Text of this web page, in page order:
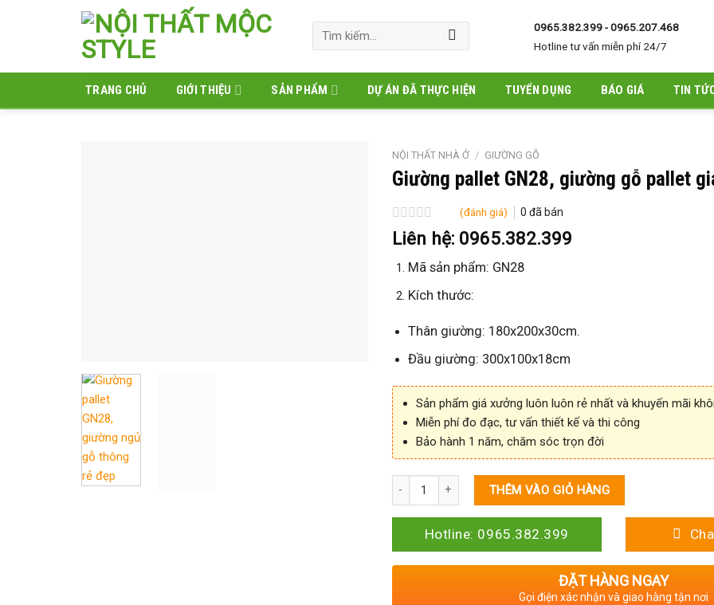
Tìm
0965.382.399 - 0965.207.468
Hotline tư vấn miễn phí 24/7
TRANG CHỦ GIỚI THIỆU SẢN PHẨM DỰ ÁN ĐÃ THỰC HIỆN TUYỂN DỤNG BÁO GIÁ TIN
NỘI THẤT NHÀ Ở / GIƯỜNG GỖ
Giường pallet GN28, giường gỗ pallet
Được
xếp
0
sao
(đánh giá) 0 đã bán
Liên hệ: 0965.382.399
Mã sản phẩm: GN28
Kích thước:
Thân giường: 180x200x30cm.
Đầu giường: 300x100x18cm
Sản phẩm giá xưởng luôn luôn rẻ nhất và khuyến mãi
Miễn phí đo đạc, tư vấn thiết kế và thi công
Bảo hành 1 năm, chăm sóc trọn đời
THÊM VÀO GIỎ HÀNG
Hotline: 0965.382.399
ĐẶT HÀNG NGAY
Gọi điện xác nhận và giao hàng tận nơi